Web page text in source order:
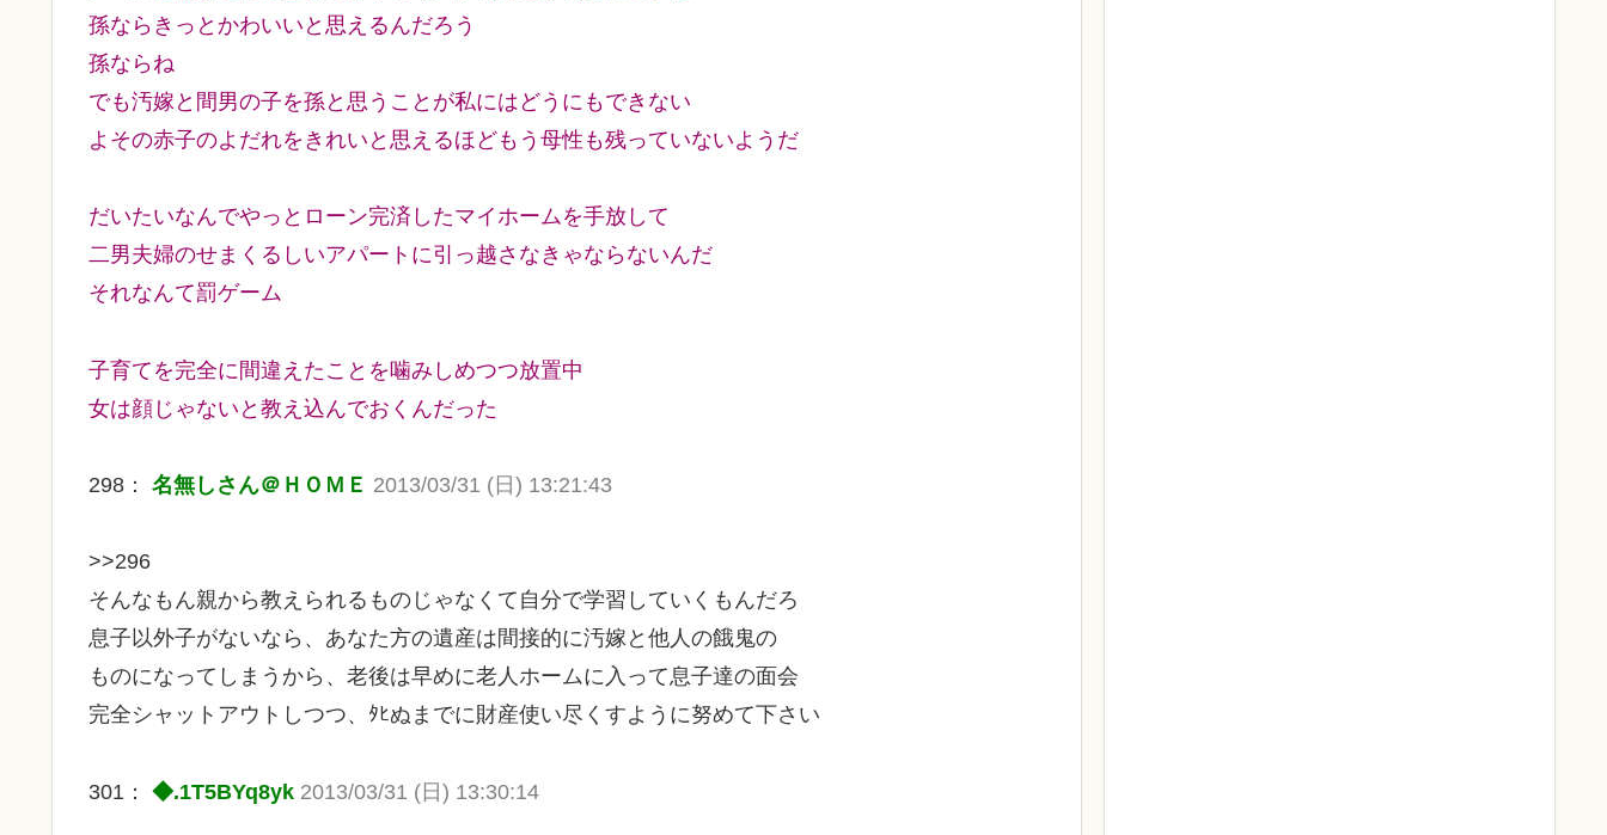
孫ならきっとかわいいと思えるんだろう
孫ならね
でも汚嫁と間男の子を孫と思うことが私にはどうにもできない
よその赤子のよだれをきれいと思えるほどもう母性も残っていないようだ
だいたいなんでやっとローン完済したマイホームを手放して
二男夫婦のせまくるしいアパートに引っ越さなきゃならないんだ
それなんて罰ゲーム
子育てを完全に間違えたことを噛みしめつつ放置中
女は顔じゃないと教え込んでおくんだった
298： 名無しさん＠ＨＯＭＥ 2013/03/31 (日) 13:21:43
>>296
そんなもん親から教えられるものじゃなくて自分で学習していくもんだろ
息子以外子がないなら、あなた方の遺産は間接的に汚嫁と他人の餓鬼の
ものになってしまうから、老後は早めに老人ホームに入って息子達の面会
完全シャットアウトしつつ、ﾀﾋぬまでに財産使い尽くすように努めて下さい
301： ◆.1T5BYq8yk 2013/03/31 (日) 13:30:14